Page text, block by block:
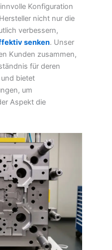
Konfiguration
nicht nur die
verbessern,
senken. Unser
Kunden zusammen,
für deren
bietet
um
Aspekt die